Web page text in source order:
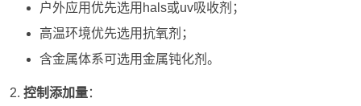
户外应用优先选用hals或uv吸收剂；
高温环境优先选用抗氧剂；
含金属体系可选用金属钝化剂。
控制添加量：